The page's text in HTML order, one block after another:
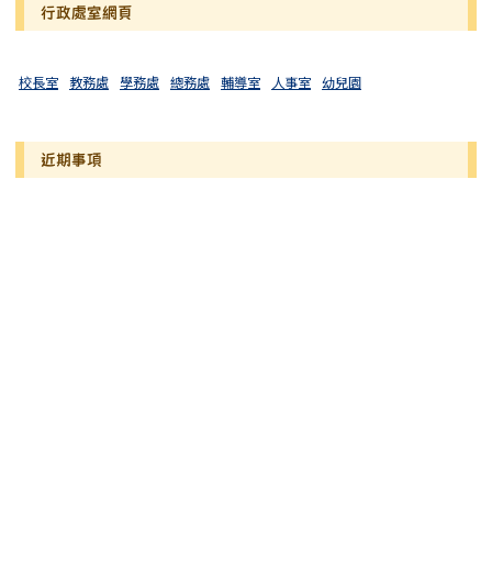
行政處室網頁
校長室 教務處 學務處 總務處 輔導室 人事室 幼兒園
近期事項